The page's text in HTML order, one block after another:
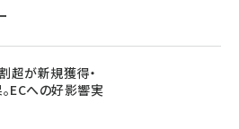
超が新規獲得・
ECへの好影響実